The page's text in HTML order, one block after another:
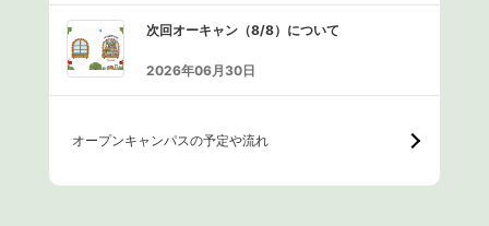
次回オーキャン（8/8）について
2026年06月30日
オープンキャンパスの予定や流れ